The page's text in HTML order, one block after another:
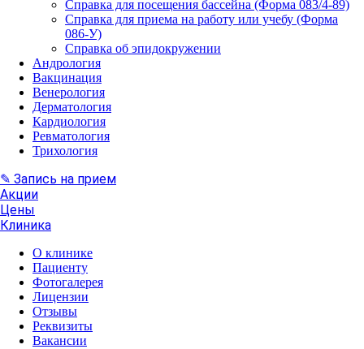
Справка для посещения бассейна (Форма 083/4-89)
Справка для приема на работу или учебу (Форма
086-У)
Справка об эпидокружении
Андрология
Вакцинация
Венерология
Дерматология
Кардиология
Ревматология
Трихология
✎ Запись на прием
Акции
Цены
Клиника
О клинике
Пациенту
Фотогалерея
Лицензии
Отзывы
Реквизиты
Вакансии